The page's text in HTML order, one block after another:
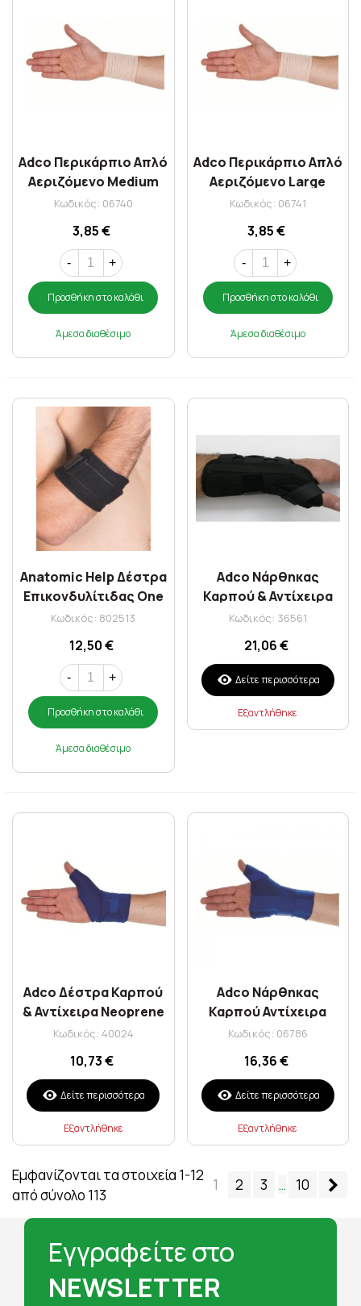
Adco Περικάρπιο Απλό
Αεριζόμενο Medium
03202
Κωδικός: 06740
3,85 €
- +
Προσθήκη στο καλάθι
Άμεσα διαθέσιμο
Adco Περικάρπιο Απλό
Αεριζόμενο Large
03202
Κωδικός: 06741
3,85 €
- +
Προσθήκη στο καλάθι
Άμεσα διαθέσιμο
Anatomic Help Δέστρα
Επικονδυλίτιδας One
Size Neoprene (0551)
Κωδικός: 802513
12,50 €
- +
Προσθήκη στο καλάθι
Άμεσα διαθέσιμο
Adco Νάρθηκας
Καρπού & Αντίχειρα
Era touch Δεξί Large
Κωδικός: 36561
21,06 €
Δείτε περισσότερα
Εξαντλήθηκε
Adco Δέστρα Καρπού
& Αντίχειρα Neoprene
03208 Small
Κωδικός: 40024
10,73 €
Δείτε περισσότερα
Εξαντλήθηκε
Adco Νάρθηκας
Καρπού Αντίχειρα
Neoprene Δεξί Large
Κωδικός: 06786
16,36 €
Δείτε περισσότερα
Εξαντλήθηκε
Εμφανίζονται τα στοιχεία 1-12
από σύνολο 113
1 2 3 … 10
Εγγραφείτε στο
NEWSLETTER